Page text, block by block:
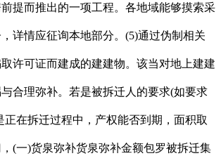
提而推出的一项工程。各地域能够摸索采
详情应征询本地部分。(5)通过伪制相关
许可证而建成的建建物。该当对地上建建
合理弥补。若是被拆迁人的要求(如要求
正在拆迁过程中，产权能否到期，面积取
(一)货泉弥补货泉弥补金额包罗被拆迁集